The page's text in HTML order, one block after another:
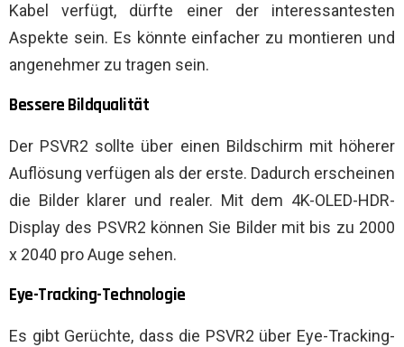
Kabel verfügt, dürfte einer der interessantesten
Aspekte sein. Es könnte einfacher zu montieren und
angenehmer zu tragen sein.
Bessere Bildqualität
Der PSVR2 sollte über einen Bildschirm mit höherer
Auflösung verfügen als der erste. Dadurch erscheinen
die Bilder klarer und realer. Mit dem 4K-OLED-HDR-
Display des PSVR2 können Sie Bilder mit bis zu 2000
x 2040 pro Auge sehen.
Eye-Tracking-Technologie
Es gibt Gerüchte, dass die PSVR2 über Eye-Tracking-